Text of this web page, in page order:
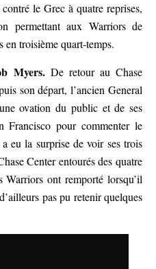
le Grec à quatre reprises,
permettant aux Warriors de
en troisième quart-temps.
Myers. De retour au Chase
son départ, l’ancien General
ovation du public et de ses
Francisco pour commenter le
eu la surprise de voir ses trois
Center entourés des quatre
ont remporté lorsqu’il
pas pu retenir quelques